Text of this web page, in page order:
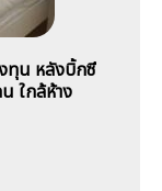
ทุน หลังบิ้กซี
น ใกล้ห้าง